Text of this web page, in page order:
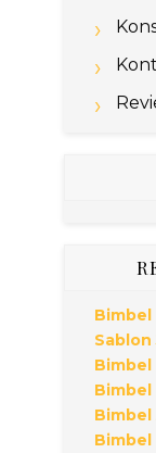
Bimbel
Sablon
Bimbel
Bimbel
Bimbel
Bimbel